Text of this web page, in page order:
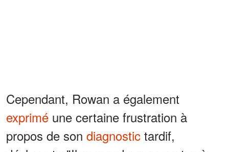
Cependant, Rowan a également
exprimé une certaine frustration à
propos de son diagnostic tardif,